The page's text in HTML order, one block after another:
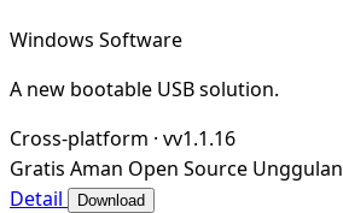
Windows Software
A new bootable USB solution.
Cross-platform · vv1.1.16
Gratis Aman Open Source Unggulan
Detail
Download